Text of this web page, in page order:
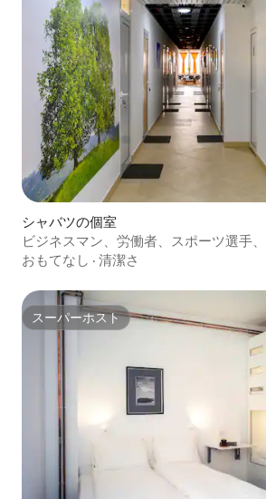
シャバツの個室
ビジネスマン、労働者、スポーツ選手
テル
おもてなし · 清潔さ
スーパーホスト
スーパーホスト